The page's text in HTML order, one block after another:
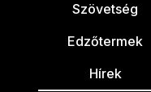
Szövetség
Edzőtermek
Hírek